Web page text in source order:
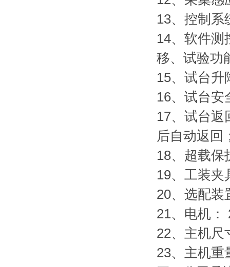
13、控制系
14、软件测
移、试验功
15、试台升
16、试台安
17、试台返
后自动返回
18、超载保
19、工装夹
20、选配装
21、电机：
22、主机尺
23、主机重